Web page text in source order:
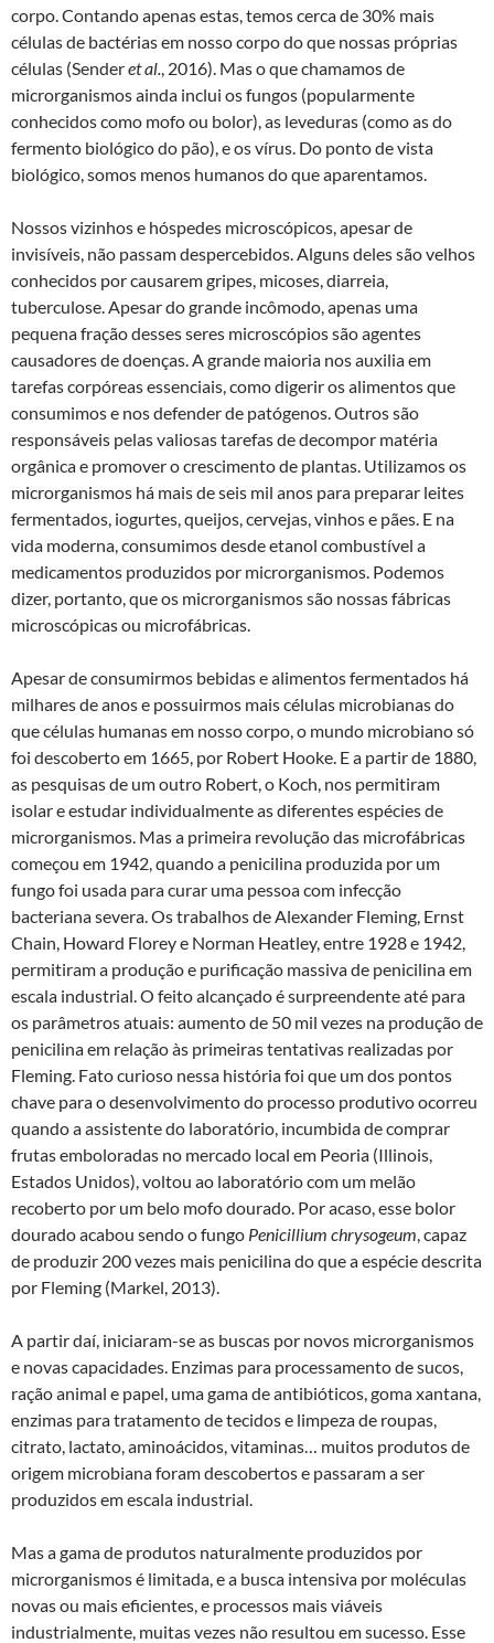
corpo. Contando apenas estas, temos cerca de 30% mais
células de bactérias em nosso corpo do que nossas próprias
células (Senderet al., 2016). Mas o que chamamos de
microrganismos ainda inclui os fungos (popularmente
conhecidos como mofo ou bolor), as leveduras (como as do
fermento biológico do pão), e os vírus. Do ponto de vista
biológico, somos menos humanos do que aparentamos.
Nossos vizinhos e hóspedes microscópicos, apesar de
invisíveis, não passam despercebidos. Alguns deles são velhos
conhecidos por causarem gripes, micoses, diarreia,
tuberculose. Apesar do grande incômodo, apenas uma
pequena fração desses seres microscópios são agentes
causadores de doenças. A grande maioria nos auxilia em
tarefas corpóreas essenciais, como digerir os alimentos que
consumimos e nos defender de patógenos. Outros são
responsáveis pelas valiosas tarefas de decompor matéria
orgânica e promover o crescimento de plantas. Utilizamos os
microrganismos há mais de seis mil anos para preparar leites
fermentados, iogurtes, queijos, cervejas, vinhos e pães. E na
vida moderna, consumimos desde etanol combustível a
medicamentos produzidos por microrganismos. Podemos
dizer, portanto, que os microrganismos são nossas fábricas
microscópicas ou microfábricas.
Apesar de consumirmos bebidas e alimentos fermentados há
milhares de anos e possuirmos mais células microbianas do
que células humanas em nosso corpo, o mundo microbiano só
foi descoberto em 1665, por Robert Hooke. E a partir de 1880,
as pesquisas de um outro Robert, o Koch, nos permitiram
isolar e estudar individualmente as diferentes espécies de
microrganismos. Mas a primeira revolução das microfábricas
começou em 1942, quando a penicilina produzida por um
fungo foi usada para curar uma pessoa com infecção
bacteriana severa. Os trabalhos de Alexander Fleming, Ernst
Chain, Howard Florey e Norman Heatley, entre 1928 e 1942,
permitiram a produção e purificação massiva de penicilina em
escala industrial. O feito alcançado é surpreendente até para
os parâmetros atuais: aumento de 50 mil vezes na produção de
penicilina em relação às primeiras tentativas realizadas por
Fleming. Fato curioso nessa história foi que um dos pontos
chave para o desenvolvimento do processo produtivo ocorreu
quando a assistente do laboratório, incumbida de comprar
frutas emboloradas no mercado local em Peoria (Illinois,
Estados Unidos), voltou ao laboratório com um melão
recoberto por um belo mofo dourado. Por acaso, esse bolor
dourado acabou sendo o fungo Penicillium chrysogeum, capaz
de produzir 200 vezes mais penicilina do que a espécie descrita
por Fleming (Markel, 2013).
A partir daí, iniciaram-se as buscas por novos microrganismos
e novas capacidades. Enzimas para processamento de sucos,
ração animal e papel, uma gama de antibióticos, goma xantana,
enzimas para tratamento de tecidos e limpeza de roupas,
citrato, lactato, aminoácidos, vitaminas… muitos produtos de
origem microbiana foram descobertos e passaram a ser
produzidos em escala industrial.
Mas a gama de produtos naturalmente produzidos por
microrganismos é limitada, e a busca intensiva por moléculas
novas ou mais eficientes, e processos mais viáveis
industrialmente, muitas vezes não resultou em sucesso. Esse